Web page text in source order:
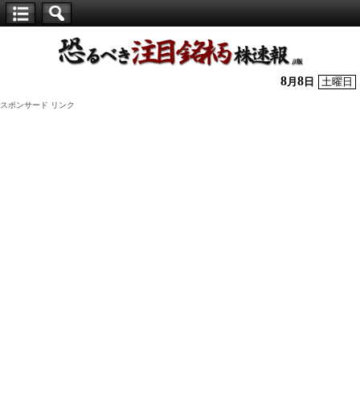
株】
8月 8 日 土曜日
スポンサード リンク